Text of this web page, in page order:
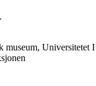
museum, Universitetet